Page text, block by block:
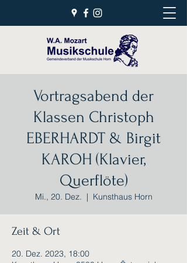
Vortragsabend der
Klassen Christoph
EBERHARDT & Birgit
KAROH (Klavier,
Querflöte)
Mi., 20. Dez.
  |
Kunsthaus Horn
Zeit & Ort
20. Dez. 2023, 18:00